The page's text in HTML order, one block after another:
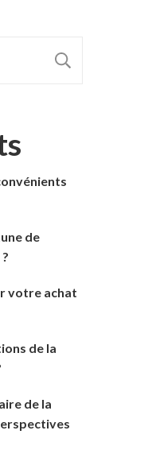
de
votre achat
de la
de la